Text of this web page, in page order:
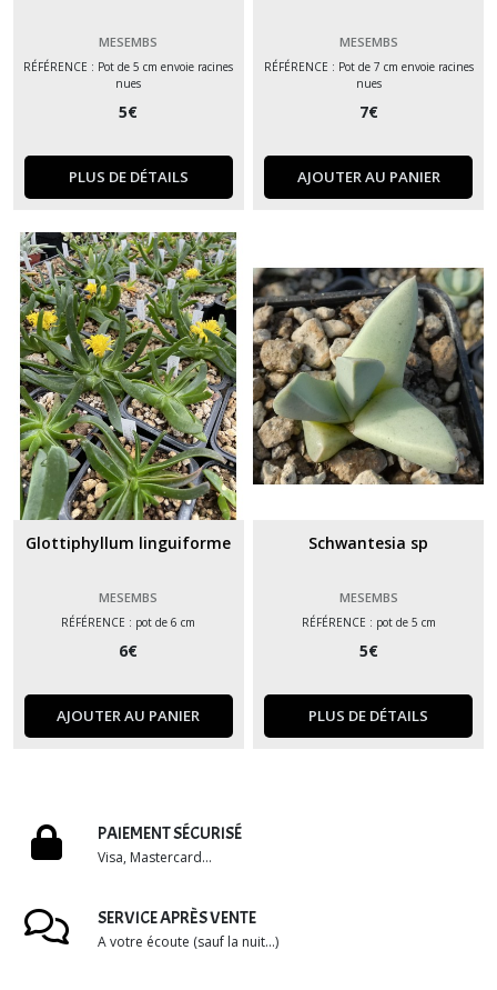
MESEMBS
RÉFÉRENCE : Pot de 5 cm envoie racines
nues
5€
PLUS DE DÉTAILS
MESEMBS
RÉFÉRENCE : Pot de 7 cm envoie racines
nues
7€
AJOUTER AU PANIER
Glottiphyllum linguiforme
MESEMBS
RÉFÉRENCE : pot de 6 cm
6€
AJOUTER AU PANIER
Schwantesia sp
MESEMBS
RÉFÉRENCE : pot de 5 cm
5€
PLUS DE DÉTAILS
PAIEMENT SÉCURISÉ
Visa, Mastercard...
SERVICE APRÈS VENTE
A votre écoute (sauf la nuit...)